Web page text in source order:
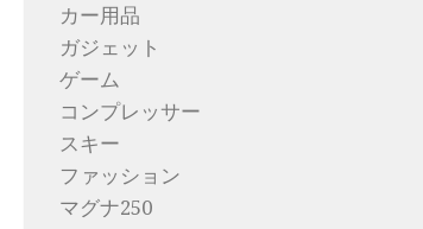
カー用品
ガジェット
ゲーム
コンプレッサー
スキー
ファッション
マグナ250